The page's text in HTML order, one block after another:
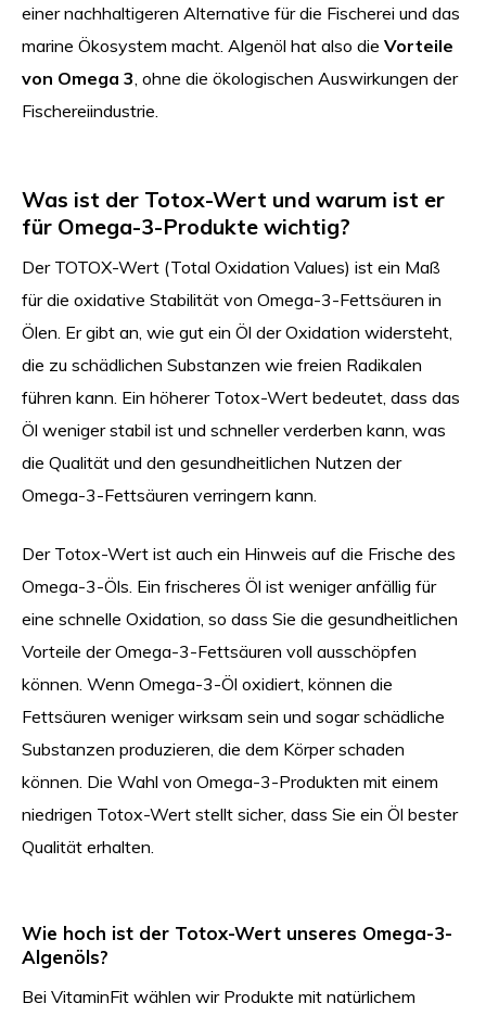
einer nachhaltigeren Alternative für die Fischerei und das
marine Ökosystem macht. Algenöl hat also die Vorteile
von Omega 3 , ohne die ökologischen Auswirkungen der
Fischereiindustrie.
Was ist der Totox-Wert und warum ist er
für Omega-3-Produkte wichtig?
Der TOTOX-Wert (Total Oxidation Values) ist ein Maß
für die oxidative Stabilität von Omega-3-Fettsäuren in
Ölen. Er gibt an, wie gut ein Öl der Oxidation widersteht,
die zu schädlichen Substanzen wie freien Radikalen
führen kann. Ein höherer Totox-Wert bedeutet, dass das
Öl weniger stabil ist und schneller verderben kann, was
die Qualität und den gesundheitlichen Nutzen der
Omega-3-Fettsäuren verringern kann.
Der Totox-Wert ist auch ein Hinweis auf die Frische des
Omega-3-Öls. Ein frischeres Öl ist weniger anfällig für
eine schnelle Oxidation, so dass Sie die gesundheitlichen
Vorteile der Omega-3-Fettsäuren voll ausschöpfen
können. Wenn Omega-3-Öl oxidiert, können die
Fettsäuren weniger wirksam sein und sogar schädliche
Substanzen produzieren, die dem Körper schaden
können. Die Wahl von Omega-3-Produkten mit einem
niedrigen Totox-Wert stellt sicher, dass Sie ein Öl bester
Qualität erhalten.
Wie hoch ist der Totox-Wert unseres Omega-3-
Algenöls?
Bei VitaminFit wählen wir Produkte mit natürlichem